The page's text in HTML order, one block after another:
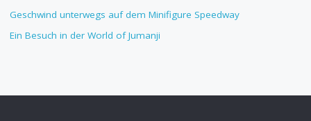
Geschwind unterwegs auf dem Minifigure Speedway
Ein Besuch in der World of Jumanji